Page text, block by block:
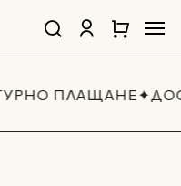
search account
Cart
ПЛАЩАНЕ✦